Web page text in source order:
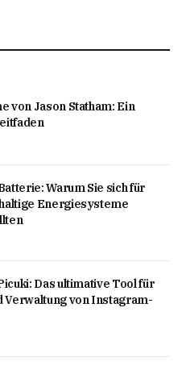
von Jason Statham: Ein
Warum Sie sich für
Energiesysteme
Das ultimative Tool für
Verwaltung von Instagram-